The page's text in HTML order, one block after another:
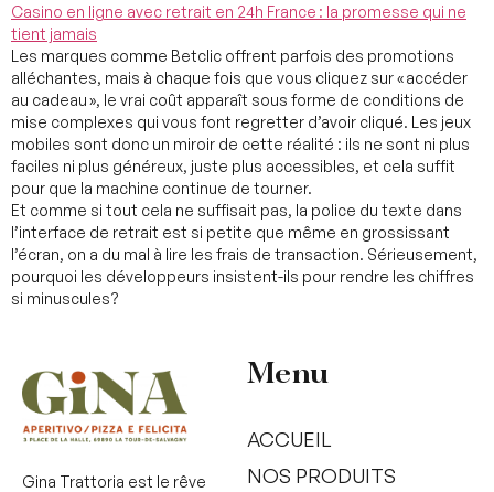
Casino en ligne avec retrait en 24h France : la promesse qui ne
tient jamais
Les marques comme Betclic offrent parfois des promotions
alléchantes, mais à chaque fois que vous cliquez sur « accéder
au cadeau », le vrai coût apparaît sous forme de conditions de
mise complexes qui vous font regretter d’avoir cliqué. Les jeux
mobiles sont donc un miroir de cette réalité : ils ne sont ni plus
faciles ni plus généreux, juste plus accessibles, et cela suffit
pour que la machine continue de tourner.
Et comme si tout cela ne suffisait pas, la police du texte dans
l’interface de retrait est si petite que même en grossissant
l’écran, on a du mal à lire les frais de transaction. Sérieusement,
pourquoi les développeurs insistent-ils pour rendre les chiffres
si minuscules?
Gina Trattoria est le rêve
Menu
ACCUEIL
NOS PRODUITS